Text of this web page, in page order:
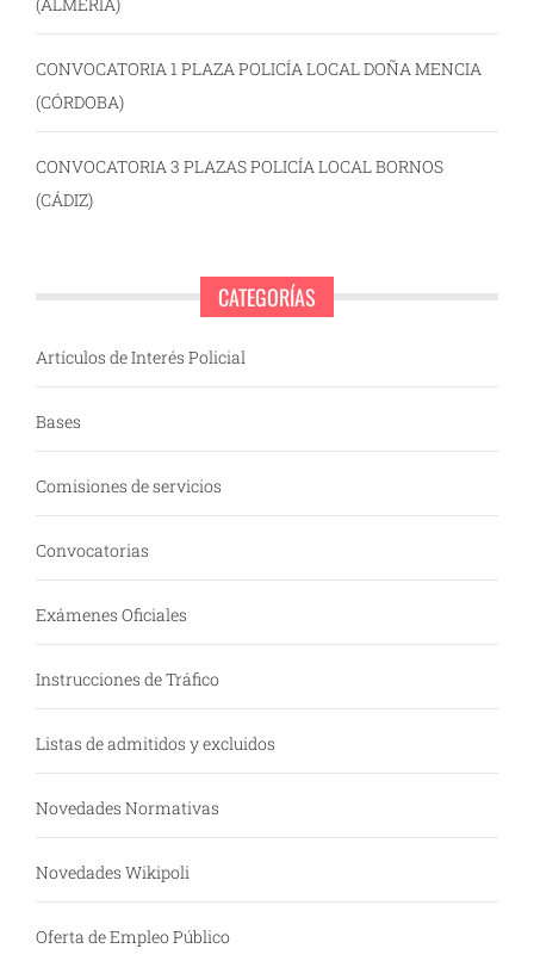
CONVOCATORIA 1 PLAZA POLICÍA LOCAL DOÑA MENCIA
(CÓRDOBA)
CONVOCATORIA 3 PLAZAS POLICÍA LOCAL BORNOS
(CÁDIZ)
CATEGORÍAS
Artículos de Interés Policial
Bases
Comisiones de servicios
Convocatorias
Exámenes Oficiales
Instrucciones de Tráfico
Listas de admitidos y excluidos
Novedades Normativas
Novedades Wikipoli
Oferta de Empleo Público